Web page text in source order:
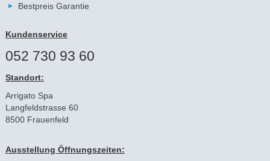
Bestpreis Garantie
Kundenservice
052 730 93 60
Standort:
Arrigato Spa
Langfeldstrasse 60
8500 Frauenfeld
Ausstellung Öffnungszeiten: